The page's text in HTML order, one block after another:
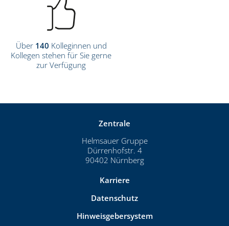
Über140 Kolleginnen und
Kollegen stehen für Sie gerne
zur Verfügung
Zentrale
Helmsauer Gruppe
Dürrenhofstr. 4
90402 Nürnberg
Karriere
Datenschutz
Hinweisgebersystem